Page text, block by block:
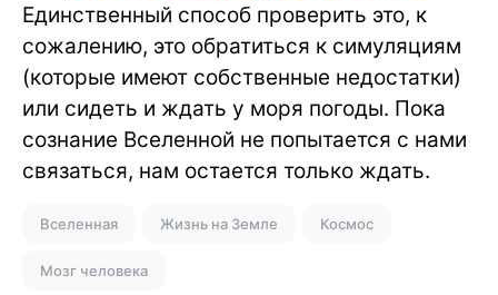
Единственный способ проверить это, к
сожалению, это обратиться к симуляциям
(которые имеют собственные недостатки)
или сидеть и ждать у моря погоды. Пока
сознание Вселенной не попытается с нами
связаться, нам остается только ждать.
Вселенная Жизнь на Земле Космос
Мозг человека